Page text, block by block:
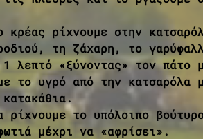
κρέας ρίχνουμε στην
τη ζάχαρη, το
1 λεπτό «ξύνοντας» τον πάτο
το υγρό από την κατσαρόλα
ρίχνουμε το υπόλοιπο
μέχρι να «αφρίσει».